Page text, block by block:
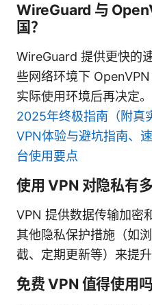
WireGuard 与
国？
WireGuard 提供更快的
些网络环境下
实际使用环境后再决定。
2025年终极指南（附真
VPN体验与避坑指南、
台使用要点
使用 VPN 对隐私有
VPN 提供数据传输加密
其他隐私保护措施（如
截、定期更新等）来提升
免费 VPN 值得使用吗